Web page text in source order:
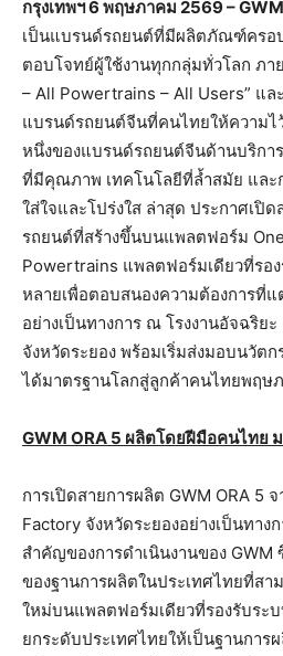
กรุงเทพฯ6 พฤษภาคม 2569 –
เป็นแบรนด์รถยนต์ที่มีผลิตภัณฑ์ครอ
ตอบโจทย์ผู้ใช้งานทุกกลุ่มทั่วโลก ภา
– All Powertrains – All Users” แล
แบรนด์รถยนต์จีนที่คนไทยให้ความไ
หนึ่งของแบรนด์รถยนต์จีนด้านบริก
ที่มีคุณภาพ เทคโนโลยีที่ล้ำสมัย และ
ใส่ใจและโปร่งใส ล่าสุด ประกาศเปิด
รถยนต์ที่สร้างขึ้นบนแพลตฟอร์ม
Powertrains แพลตฟอร์มเดียวที่รอ
หลายเพื่อตอบสนองความต้องการที่
อย่างเป็นทางการ ณ โรงงานอัจฉริย
จังหวัดระยอง พร้อมเริ่มส่งมอบนวัต
ได้มาตรฐานโลกสู่ลูกค้าคนไทยพฤษ
GWM ORA 5 ผลิตโดยฝีมือคนไทย
การเปิดสายการผลิต GWM ORA 5
Factory จังหวัดระยองอย่างเป็นทาง
สำคัญของการดำเนินงานของ GWM
ของฐานการผลิตในประเทศไทยที่สา
ใหม่บนแพลตฟอร์มเดียวที่รองรับระ
ยกระดับประเทศไทยให้เป็นฐานการ